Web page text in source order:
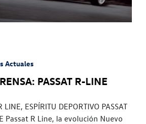
Actuales
PASSAT R-LINE
LINE, ESPÍRITU DEPORTIVO PASSAT
Passat R Line, la evolución Nuevo